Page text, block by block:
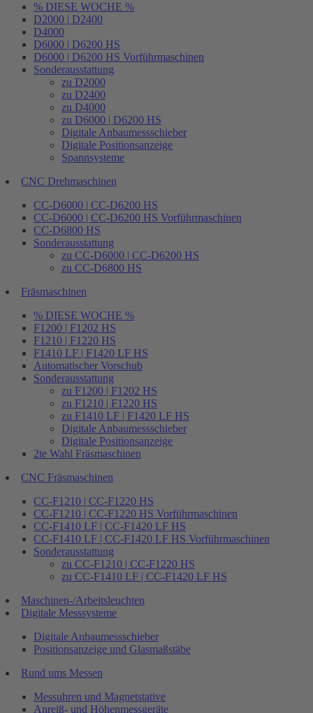
% DIESE WOCHE %
D2000 | D2400
D4000
D6000 | D6200 HS
D6000 | D6200 HS Vorführmaschinen
Sonderausstattung
zu D2000
zu D2400
zu D4000
zu D6000 | D6200 HS
Digitale Anbaumessschieber
Digitale Positionsanzeige
Spannsysteme
CNC Drehmaschinen
CC-D6000 | CC-D6200 HS
CC-D6000 | CC-D6200 HS Vorführmaschinen
CC-D6800 HS
Sonderausstattung
zu CC-D6000 | CC-D6200 HS
zu CC-D6800 HS
Fräsmaschinen
% DIESE WOCHE %
F1200 | F1202 HS
F1210 | F1220 HS
F1410 LF | F1420 LF HS
Automatischer Vorschub
Sonderausstattung
zu F1200 | F1202 HS
zu F1210 | F1220 HS
zu F1410 LF | F1420 LF HS
Digitale Anbaumessschieber
Digitale Positionsanzeige
2te Wahl Fräsmaschinen
CNC Fräsmaschinen
CC-F1210 | CC-F1220 HS
CC-F1210 | CC-F1220 HS Vorführmaschinen
CC-F1410 LF | CC-F1420 LF HS
CC-F1410 LF | CC-F1420 LF HS Vorführmaschinen
Sonderausstattung
zu CC-F1210 | CC-F1220 HS
zu CC-F1410 LF | CC-F1420 LF HS
Maschinen-/Arbeitsleuchten
Digitale Messsysteme
Digitale Anbaumessschieber
Positionsanzeige und Glasmaßstäbe
Rund ums Messen
Messuhren und Magnetstative
Anreiß- und Höhenmessgeräte